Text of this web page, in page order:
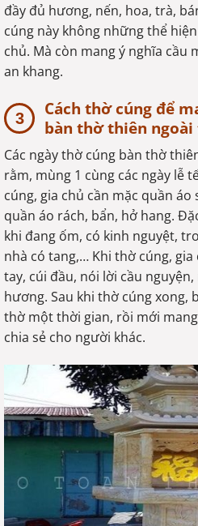
đầy đủ hương, nến, hoa, trà,
cúng này không những thể
chủ. Mà còn mang ý nghĩa cầu
an khang.
Cách thờ cúng để
bàn thờ thiên
Các ngày thờ cúng bàn thờ
rằm, mùng 1 cùng các ngày lễ
cúng, gia chủ cần mặc quần
quần áo rách, bẩn, hở hang.
khi đang ốm, có kinh nguyệt,
nhà có tang,… Khi thờ cúng,
tay, cúi đầu, nói lời cầu
hương. Sau khi thờ cúng xong,
thờ một thời gian, rồi mới
chia sẻ cho người khác.